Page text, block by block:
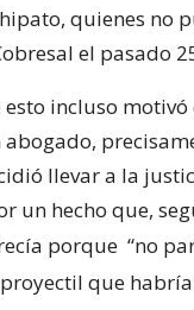
quienes no
el pasado
esto incluso
llevar a la
un hecho que,
porque “no
que